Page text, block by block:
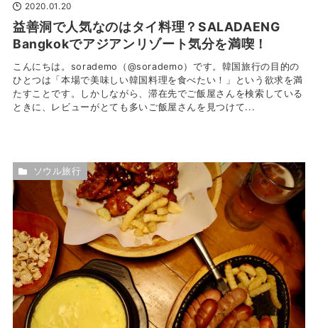
2020.01.20
益善洞で人気なのはタイ料理？SALADAENG
Bangkokでアジアンリゾート気分を満喫！
こんにちは。sorademo（@sorademo）です。韓国旅行の目的の
ひとつは「本場で美味しい韓国料理を食べたい！」という欲求を満
たすことです。しかしながら、滞在先でご飯屋さんを検索している
ときに、レビューがとても多いご飯屋さんを見つけて...
ソウル旅行